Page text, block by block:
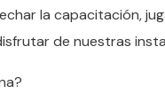
la capacitación,
de nuestras